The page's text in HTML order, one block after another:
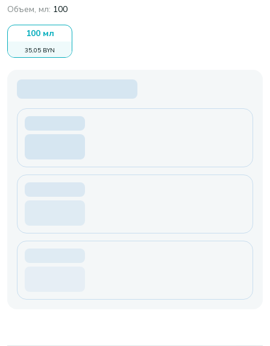
Объем, мл: 100
100 мл
35,05 BYN